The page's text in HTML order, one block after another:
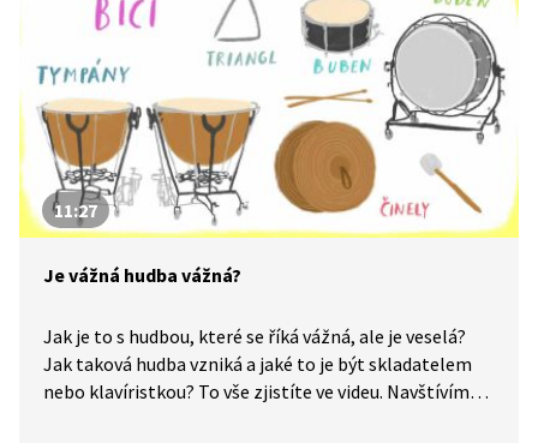
11:27
Je vážná hudba vážná?
Jak je to s hudbou, které se říká vážná, ale je veselá?
Jak taková hudba vzniká a jaké to je být skladatelem
nebo klavíristkou? To vše zjistíte ve videu. Navštívíme